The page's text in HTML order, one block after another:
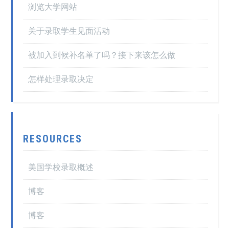
浏览大学网站
关于录取学生见面活动
被加入到候补名单了吗？接下来该怎么做
怎样处理录取决定
RESOURCES
美国学校录取概述
博客
博客